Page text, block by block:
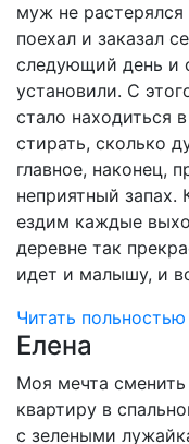
муж не
поехал и заказал
следующий день и
установили. С
стало находиться
стирать, сколько
главное, наконец,
неприятный запах.
ездим каждые
деревне так
идет и малышу, и
Читать польностью
Елена
Моя мечта
квартиру в
с зелеными